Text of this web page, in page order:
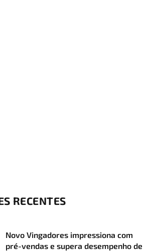
RECENTES
Novo Vingadores impressiona com
pré-vendas e supera desempenho de